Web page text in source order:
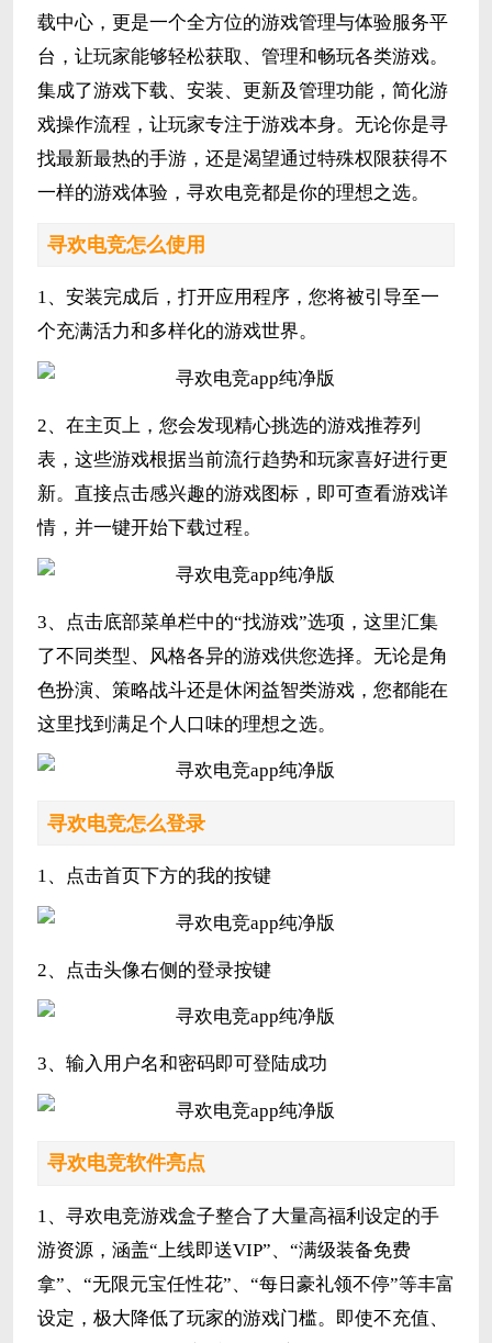
载中心，更是一个全方位的游戏管理与体验服务平
台，让玩家能够轻松获取、管理和畅玩各类游戏。
集成了游戏下载、安装、更新及管理功能，简化游
戏操作流程，让玩家专注于游戏本身。无论你是寻
找最新最热的手游，还是渴望通过特殊权限获得不
一样的游戏体验，寻欢电竞都是你的理想之选。
寻欢电竞怎么使用
1、安装完成后，打开应用程序，您将被引导至一
个充满活力和多样化的游戏世界。
2、在主页上，您会发现精心挑选的游戏推荐列
表，这些游戏根据当前流行趋势和玩家喜好进行更
新。直接点击感兴趣的游戏图标，即可查看游戏详
情，并一键开始下载过程。
3、点击底部菜单栏中的“找游戏”选项，这里汇集
了不同类型、风格各异的游戏供您选择。无论是角
色扮演、策略战斗还是休闲益智类游戏，您都能在
这里找到满足个人口味的理想之选。
寻欢电竞怎么登录
1、点击首页下方的我的按键
2、点击头像右侧的登录按键
3、输入用户名和密码即可登陆成功
寻欢电竞软件亮点
1、寻欢电竞游戏盒子整合了大量高福利设定的手
游资源，涵盖“上线即送VIP”、“满级装备免费
拿”、“无限元宝任性花”、“每日豪礼领不停”等丰富
设定，极大降低了玩家的游戏门槛。即使不充值、